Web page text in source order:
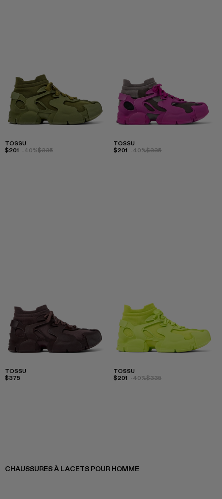
TOSSU
$201 -40%$335
TOSSU
$201 -40%$335
TOSSU
$375
TOSSU
$201 -40%$335
CHAUSSURES À LACETS POUR HOMME